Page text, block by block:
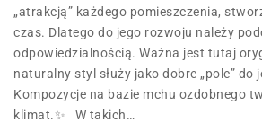
„atrakcją” każdego pomieszczenia,
czas. Dlatego do jego rozwoju należy
odpowiedzialnością. Ważna jest tutaj
naturalny styl służy jako dobre „pole” do
Kompozycje na bazie mchu ozdobnego
klimat.✨ W takich…